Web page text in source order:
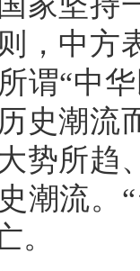
，中方
谓“中
史潮流
势所趋
潮流。
。